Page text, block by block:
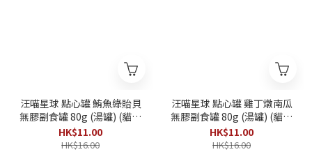
汪喵星球 點心罐 鮪魚綠貽貝
無膠副食罐 80g (湯罐) (貓狗
適用)
HK$11.00
HK$16.00
汪喵星球 點心罐 雞丁燉南瓜
無膠副食罐 80g (湯罐) (貓狗
適用)
HK$11.00
HK$16.00